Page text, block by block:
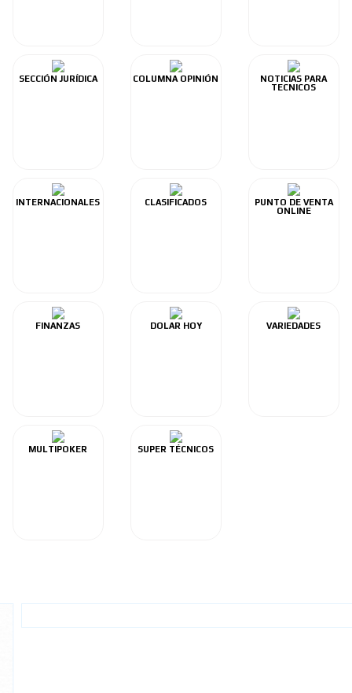
SECCIÓN JURÍDICA COLUMNA OPINIÓN
NOTICIAS PARA
TECNICOS
INTERNACIONALES CLASIFICADOS
PUNTO DE VENTA
ONLINE
FINANZAS DOLAR HOY VARIEDADES
MULTIPOKER SUPER TÉCNICOS